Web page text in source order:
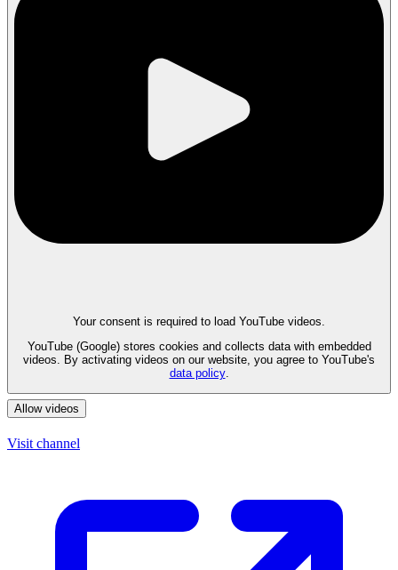
Your consent is required to load YouTube videos.
YouTube (Google) stores cookies and collects data with embedded
videos. By activating videos on our website, you agree to YouTube's
data policy.
Allow videos
Visit channel